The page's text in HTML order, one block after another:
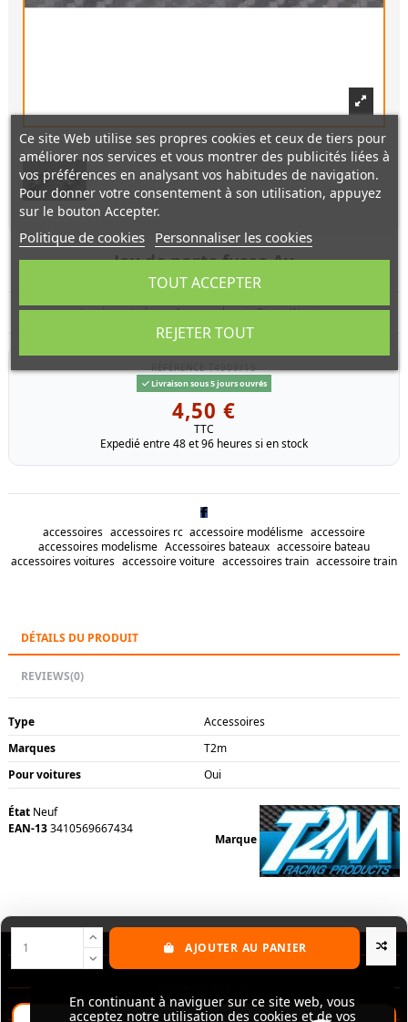
Jeu de porte fusee Av
Jeu de porte fusee Av pour chassis Pirate Warrior
Livraison sous 5 jours ouvrés
4,50 €
TTC
Expedié entre 48 et 96 heures si en stock
AJOUTER AU PANIER
accessoires accessoires rc accessoire modélisme accessoire
accessoires modelisme Accessoires bateaux accessoire bateau
accessoires voitures accessoire voiture accessoires train accessoire train
En continuant à naviguer sur ce site web, vous
acceptez notre utilisation des cookies et de vos
DÉTAILS DU PRODUIT
REVIEWS(0)
Type
Accessoires
Marques
T2m
Pour voitures
Oui
Marque
État Neuf
EAN-133410569667434
Nos produits
En continuant à naviguer sur ce site web, vous
acceptez notre utilisation des cookies et de vos
Ce site Web utilise ses propres cookies et ceux de tiers pour
améliorer nos services et vous montrer des publicités liées à
vos préférences en analysant vos habitudes de navigation.
Pour donner votre consentement à son utilisation, appuyez
sur le bouton Accepter.
Politique de cookies Personnaliser les cookies
REJETER TOUT
TOUT ACCEPTER